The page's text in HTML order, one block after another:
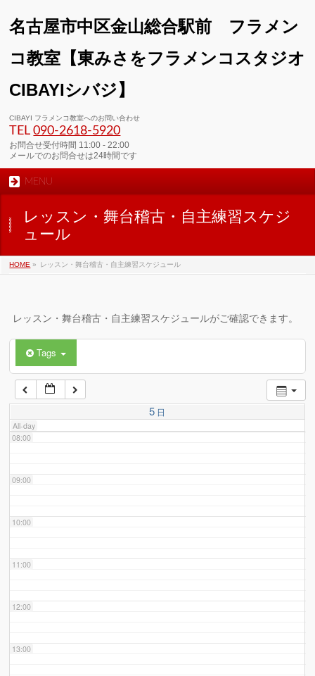
名古屋市中区金山総合駅前 フラメン
コ教室【東みさをフラメンコスタジオ
CIBAYIシバジ】
CIBAYI フラメンコ教室へのお問い合わせ
TEL090-2618‐5920
お問合せ受付時間 11:00 - 22:00
メールでのお問合せは24時間です
MENU
レッスン・舞台稽古・自主練習スケジ
ュール
HOME » レッスン・舞台稽古・自主練習スケジュール
レッスン・舞台稽古・自主練習スケジュールがご確認できます。
Tags
5 日
All-day
01:00
02:00
03:00
04:00
06:00
07:00
08:00
09:00
10:00
11:00
12:00
13:00